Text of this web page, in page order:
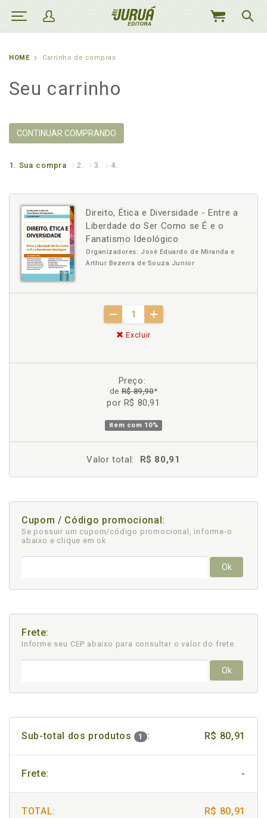
MEU
HOME Carrinho de compras
Seu carrinho
CONTINUAR COMPRANDO
1. Sua compra 2. 3. 4.
Direito, Ética e Diversidade - Entre a
Liberdade do Ser Como se É e o
Fanatismo Ideológico
Organizadores: José Eduardo de Miranda e
Arthur Bezerra de Souza Junior
Excluir
Preço:
deR$ 89,90*
por R$ 80,91
item com 10%
Valor total: R$ 80,91
Cupom / Código promocional:
Se possuir um cupom/código promocional, informe-o
abaixo e clique em ok
Ok
Frete:
Informe seu CEP abaixo para consultar o valor do frete.
Ok
Sub-total dos produtos 1 : R$ 80,91
Frete: -
TOTAL: R$ 80,91